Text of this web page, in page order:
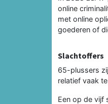
online
met online
goederen of
Slachtoffers
65-plussers
relatief vaak
Een op de vijf